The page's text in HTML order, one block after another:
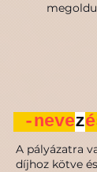
-nevez
A pályázatra
díjhoz kötve